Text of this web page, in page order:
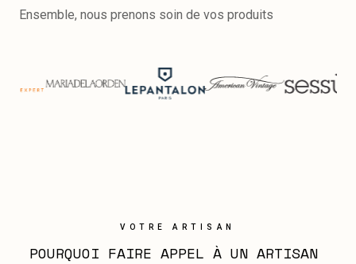
Ensemble, nous prenons soin de vos produits
VOTRE ARTISAN
POURQUOI FAIRE APPEL À UN ARTISAN